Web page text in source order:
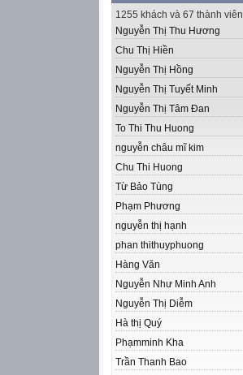
1255 khách và 67 thành viên
Nguyễn Thị Thu Hương
Chu Thị Hiền
Nguyễn Thị Hồng
Nguyễn Thị Tuyết Minh
Nguyễn Thị Tâm Đan
To Thi Thu Huong
nguyễn châu mĩ kim
Chu Thi Huong
Từ Bảo Tùng
Phạm Phương
nguyễn thị hạnh
phan thithuyphuong
Hàng Văn
Nguyễn Như Minh Anh
Nguyễn Thị Diễm
Hà thị Quý
Phạmminh Kha
Trần Thanh Bao